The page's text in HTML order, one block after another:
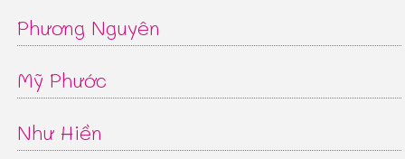
Phương Nguyên
Mỹ Phước
Như Hiền